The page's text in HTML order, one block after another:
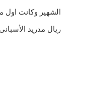
الشهير وكانت اول
ريال مدريد